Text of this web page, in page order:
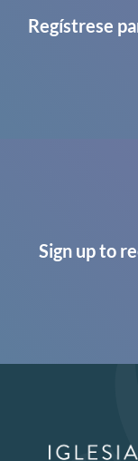
Regístrese
Sign up to